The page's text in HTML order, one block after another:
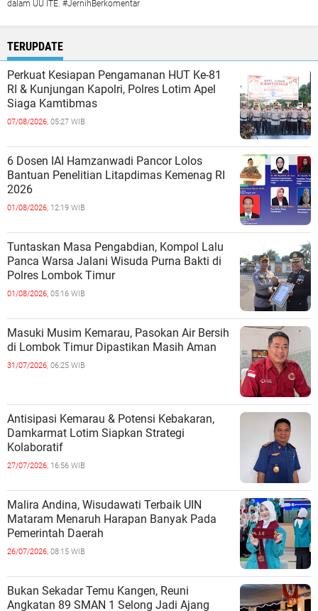
dalam UU ITE. #JernihBerkomentar
TERUPDATE
Perkuat Kesiapan Pengamanan HUT Ke-81
RI & Kunjungan Kapolri, Polres Lotim Apel
Siaga Kamtibmas
07/08/2026, 05:27 WIB
6 Dosen IAI Hamzanwadi Pancor Lolos
Bantuan Penelitian Litapdimas Kemenag RI
2026
01/08/2026, 12:19 WIB
Tuntaskan Masa Pengabdian, Kompol Lalu
Panca Warsa Jalani Wisuda Purna Bakti di
Polres Lombok Timur
01/08/2026, 05:16 WIB
Masuki Musim Kemarau, Pasokan Air Bersih
di Lombok Timur Dipastikan Masih Aman
31/07/2026, 06:25 WIB
Antisipasi Kemarau & Potensi Kebakaran,
Damkarmat Lotim Siapkan Strategi
Kolaboratif
27/07/2026, 16:56 WIB
Malira Andina, Wisudawati Terbaik UIN
Mataram Menaruh Harapan Banyak Pada
Pemerintah Daerah
26/07/2026, 08:15 WIB
Bukan Sekadar Temu Kangen, Reuni
Angkatan 89 SMAN 1 Selong Jadi Ajang